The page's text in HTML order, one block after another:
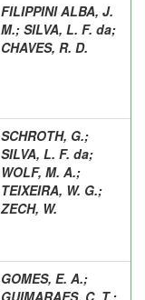
FILIPPINI ALBA, J.
M.; SILVA, L. F. da;
CHAVES, R. D.
SCHROTH, G.;
SILVA, L. F. da;
WOLF, M. A.;
TEIXEIRA, W. G.;
ZECH, W.
GOMES, E. A.;
GUIMARAES, C. T.;